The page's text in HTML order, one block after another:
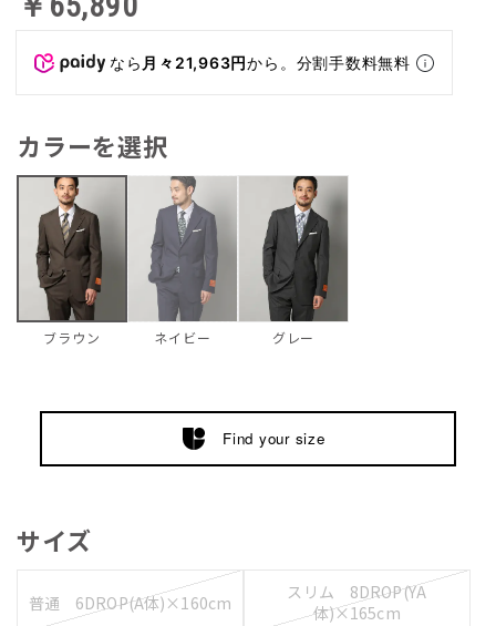
なら 月々21,963円から。分割手数料無料
カラーを選択
ブラウン ネイビー グレー
Find your size
サイズ
普通 6DROP(A体)×160cm
スリム 8DROP(YA
体)×165cm